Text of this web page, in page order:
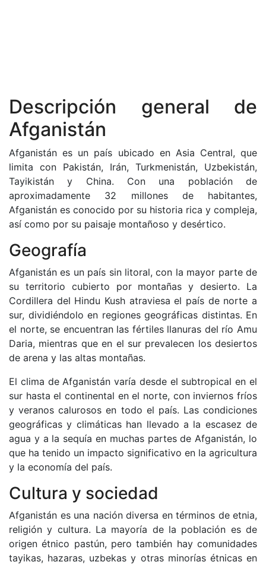
Descripción general de
Afganistán
Afganistán es un país ubicado en Asia Central, que
limita con Pakistán, Irán, Turkmenistán, Uzbekistán,
Tayikistán y China. Con una población de
aproximadamente 32 millones de habitantes,
Afganistán es conocido por su historia rica y compleja,
así como por su paisaje montañoso y desértico.
Geografía
Afganistán es un país sin litoral, con la mayor parte de
su territorio cubierto por montañas y desierto. La
Cordillera del Hindu Kush atraviesa el país de norte a
sur, dividiéndolo en regiones geográficas distintas. En
el norte, se encuentran las fértiles llanuras del río Amu
Daria, mientras que en el sur prevalecen los desiertos
de arena y las altas montañas.
El clima de Afganistán varía desde el subtropical en el
sur hasta el continental en el norte, con inviernos fríos
y veranos calurosos en todo el país. Las condiciones
geográficas y climáticas han llevado a la escasez de
agua y a la sequía en muchas partes de Afganistán, lo
que ha tenido un impacto significativo en la agricultura
y la economía del país.
Cultura y sociedad
Afganistán es una nación diversa en términos de etnia,
religión y cultura. La mayoría de la población es de
origen étnico pastún, pero también hay comunidades
tayikas, hazaras, uzbekas y otras minorías étnicas en